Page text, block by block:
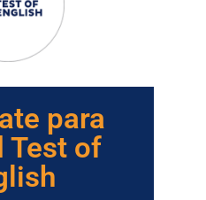
para
Test of